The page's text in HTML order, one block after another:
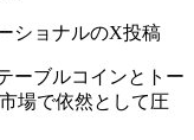
ショナルのX投稿
ーブルコインとトー
場で依然として圧